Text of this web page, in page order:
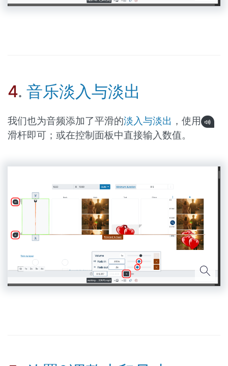
4. 音乐淡入与淡出
我们也为音频添加了平滑的淡入与淡出 ，使用
滑杆即可；或在控制面板中直接输入数值。